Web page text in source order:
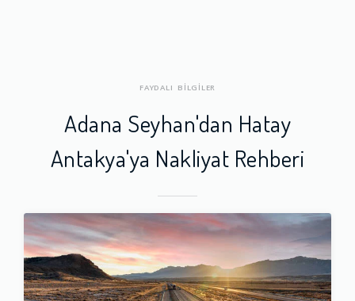
FAYDALI BİLGİLER
Adana Seyhan'dan Hatay
Antakya'ya Nakliyat Rehberi